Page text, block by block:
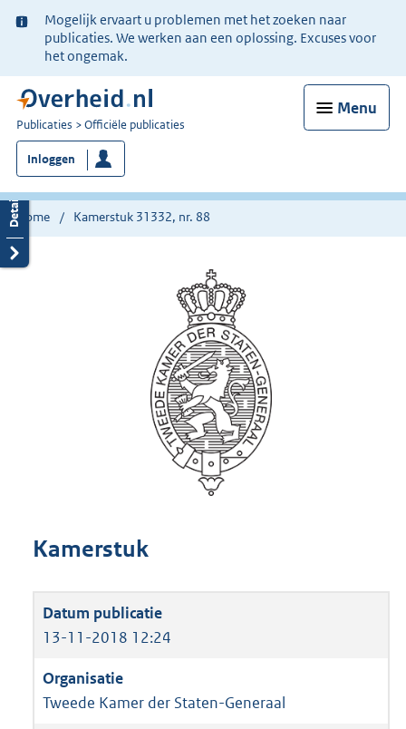
Ter
informatie:
Mogelijk ervaart u problemen met het zoeken naar
publicaties. We werken aan een oplossing. Excuses voor
het ongemak.
Menu
U
bent
nu
hier:
Publicaties Officiële publicaties
Inloggen
Home Kamerstuk 31332, nr. 88
Kamerstuk
13-11-2018 12:24
Tweede Kamer der Staten-Generaal